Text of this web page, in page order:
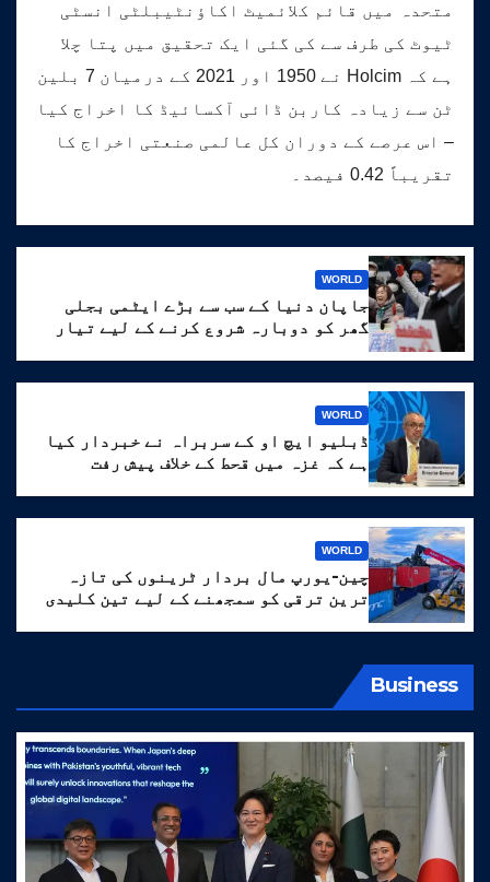
متحدہ میں قائم کلائمیٹ اکاؤنٹیبلٹی انسٹی
ٹیوٹ کی طرف سے کی گئی ایک تحقیق میں پتا چلا
ہے کہ Holcim نے 1950 اور 2021 کے درمیان 7 بلین
ٹن سے زیادہ کاربن ڈائی آکسائیڈ کا اخراج کیا
– اس عرصے کے دوران کل عالمی صنعتی اخراج کا
تقریباً 0.42 فیصد۔
WORLD
جاپان دنیا کے سب سے بڑے ایٹمی بجلی
گھر کو دوبارہ شروع کرنے کے لیے تیار
WORLD
ڈبلیو ایچ او کے سربراہ نے خبردار کیا
ہے کہ غزہ میں قحط کے خلاف پیش رفت
WORLD
چین-یورپ مال بردار ٹرینوں کی تازہ
ترین ترقی کو سمجھنے کے لیے تین کلیدی
Business